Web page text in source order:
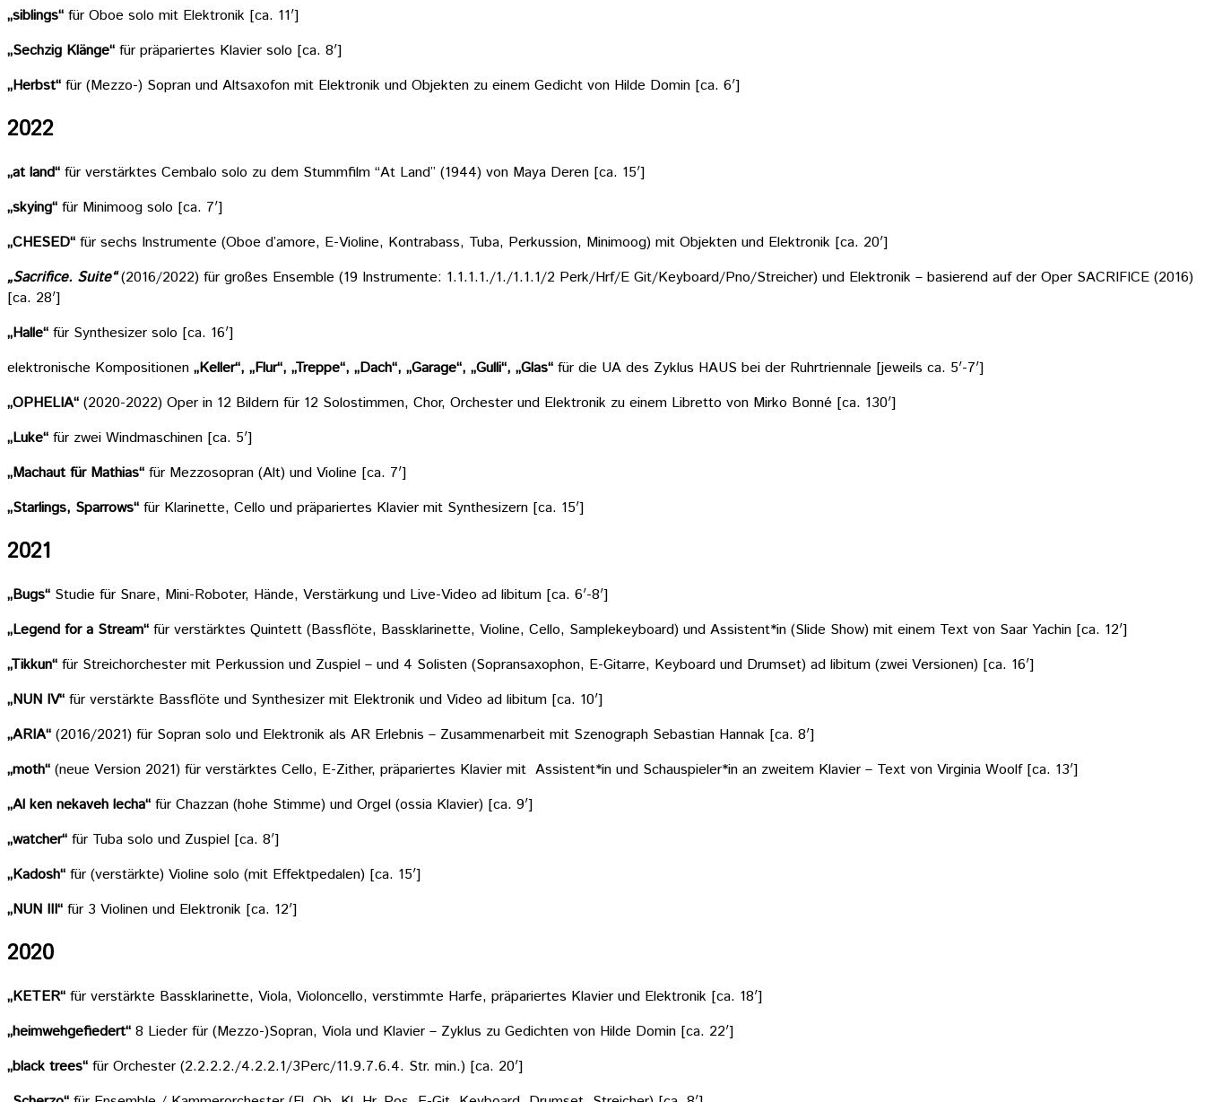
„siblings“ für Oboe solo mit Elektronik [ca. 11′]
„Sechzig Klänge“ für präpariertes Klavier solo [ca. 8′]
„Herbst“ für (Mezzo-) Sopran und Altsaxofon mit Elektronik und Objekten zu einem Gedicht von Hilde Domin [ca. 6′]
2022
„at land“ für verstärktes Cembalo solo zu dem Stummfilm “At Land” (1944) von Maya Deren [ca. 15′]
„skying“ für Minimoog solo [ca. 7′]
„CHESED“ für sechs Instrumente (Oboe d’amore, E-Violine, Kontrabass, Tuba, Perkussion, Minimoog) mit Objekten und Elektronik [ca. 20′]
„Sacrifice. Suite“ (2016/2022) für großes Ensemble (19 Instrumente: 1.1.1.1./1./1.1.1/2 Perk/Hrf/E Git/Keyboard/Pno/Streicher) und Elektronik – basierend auf der Oper SACRIFICE (2016)
[ca. 28′]
„Halle“ für Synthesizer solo [ca. 16′]
elektronische Kompositionen „Keller“, „Flur“, „Treppe“, „Dach“, „Garage“, „Gulli“, „Glas“ für die UA des Zyklus HAUS bei der Ruhrtriennale [jeweils ca. 5′-7′]
„OPHELIA“ (2020-2022) Oper in 12 Bildern für 12 Solostimmen, Chor, Orchester und Elektronik zu einem Libretto von Mirko Bonné [ca. 130′]
„Luke“ für zwei Windmaschinen [ca. 5′]
„Machaut für Mathias“ für Mezzosopran (Alt) und Violine [ca. 7′]
„Starlings, Sparrows“ für Klarinette, Cello und präpariertes Klavier mit Synthesizern [ca. 15′]
2021
„Bugs“ Studie für Snare, Mini-Roboter, Hände, Verstärkung und Live-Video ad libitum [ca. 6′-8′]
„Legend for a Stream“ für verstärktes Quintett (Bassflöte, Bassklarinette, Violine, Cello, Samplekeyboard) und Assistent*in (Slide Show) mit einem Text von Saar Yachin [ca. 12′]
„Tikkun“ für Streichorchester mit Perkussion und Zuspiel – und 4 Solisten (Sopransaxophon, E-Gitarre, Keyboard und Drumset) ad libitum (zwei Versionen) [ca. 16′]
„NUN IV“ für verstärkte Bassflöte und Synthesizer mit Elektronik und Video ad libitum [ca. 10′]
„ARIA“ (2016/2021) für Sopran solo und Elektronik als AR Erlebnis – Zusammenarbeit mit Szenograph Sebastian Hannak [ca. 8′]
„moth“ (neue Version 2021) für verstärktes Cello, E-Zither, präpariertes Klavier mit Assistent*in und Schauspieler*in an zweitem Klavier – Text von Virginia Woolf [ca. 13′]
„Al ken nekaveh lecha“ für Chazzan (hohe Stimme) und Orgel (ossia Klavier) [ca. 9′]
„watcher“ für Tuba solo und Zuspiel [ca. 8′]
„Kadosh“ für (verstärkte) Violine solo (mit Effektpedalen) [ca. 15′]
„NUN III“ für 3 Violinen und Elektronik [ca. 12′]
2020
„KETER“ für verstärkte Bassklarinette, Viola, Violoncello, verstimmte Harfe, präpariertes Klavier und Elektronik [ca. 18′]
„heimwehgefiedert“ 8 Lieder für (Mezzo-)Sopran, Viola und Klavier – Zyklus zu Gedichten von Hilde Domin [ca. 22′]
„black trees“ für Orchester (2.2.2.2./4.2.2.1/3Perc/11.9.7.6.4. Str. min.) [ca. 20′]